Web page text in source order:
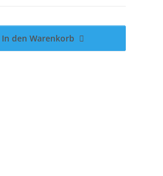
In den Warenkorb